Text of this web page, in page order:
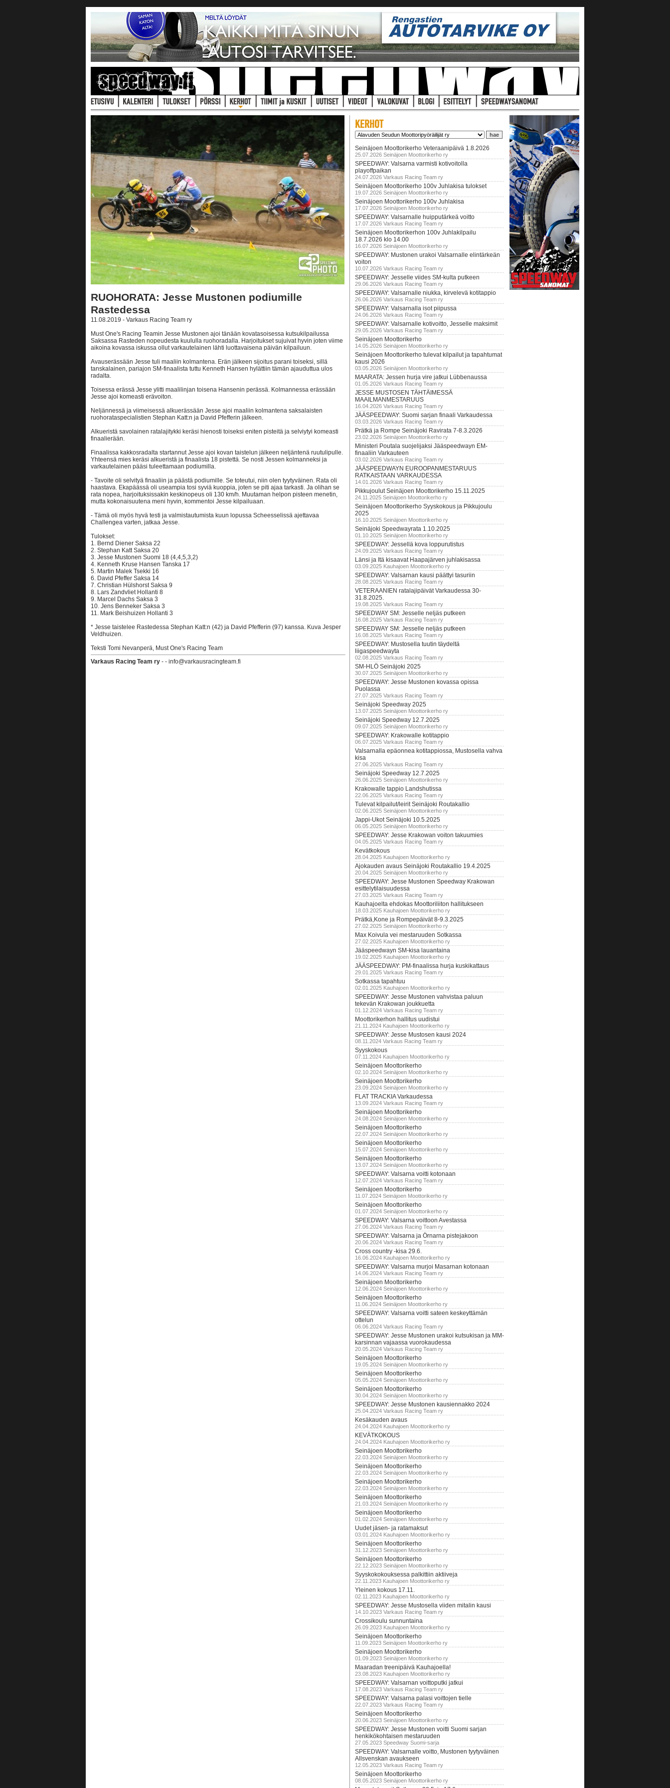
RUOHORATA: Jesse Mustonen podiumille
Rastedessa
11.08.2019 - Varkaus Racing Team ry
Must One's Racing Teamin Jesse Mustonen ajoi tänään kovatasoisessa kutsukilpailussa
Saksassa Rasteden nopeudesta kuululla ruohoradalla. Harjoitukset sujuivat hyvin joten viime
aikoina kovassa iskussa ollut varkautelainen lähti luottavaisena päivän kilpailuun.
Avauserässään Jesse tuli maaliin kolmantena. Erän jälkeen sijoitus parani toiseksi, sillä
tanskalainen, pariajon SM-finaalista tuttu Kenneth Hansen hylättiin tämän ajauduttua ulos
radalta.
Toisessa erässä Jesse ylitti maalilinjan toisena Hansenin perässä. Kolmannessa erässään
Jesse ajoi komeasti erävoiton.
Neljännessä ja viimeisessä alkuerässään Jesse ajoi maaliin kolmantena saksalaisten
ruohorataspecialistien Stephan Katt:n ja David Pfefferin jälkeen.
Alkueristä savolainen ratalajitykki keräsi hienosti toiseksi eniten pisteitä ja selviytyi komeasti
finaalierään.
Finaalissa kakkosradalta startannut Jesse ajoi kovan taistelun jälkeen neljäntenä ruutulipulle.
Yhteensä mies keräsi alkueristä ja finaalista 18 pistettä. Se nosti Jessen kolmanneksi ja
varkautelainen pääsi tuleettamaan podiumilla.
- Tavoite oli selvityä finaaliin ja päästä podiumille. Se toteutui, niin olen tyytyväinen. Rata oli
haastava. Ekapäässä oli useampia tosi syviä kuoppia, joten se piti ajaa tarkasti. Ja olihan se
rata nopea, harjoituksissakin keskinopeus oli 130 km/h. Muutaman helpon pisteen menetin,
mutta kokonaisuutena meni hyvin, kommentoi Jesse kilpailuaan.
- Tämä oli myös hyvä testi ja valmistautumista kuun lopussa Scheesselissä ajettavaa
Challengea varten, jatkaa Jesse.
Tulokset:
1. Bernd Diener Saksa 22
2. Stephan Katt Saksa 20
3. Jesse Mustonen Suomi 18 (4,4,5,3,2)
4. Kenneth Kruse Hansen Tanska 17
5. Martin Malek Tsekki 16
6. David Pfeffer Saksa 14
7. Christian Hülshorst Saksa 9
8. Lars Zandvliet Hollanti 8
9. Marcel Dachs Saksa 3
10. Jens Benneker Saksa 3
11. Mark Beishuizen Hollanti 3
* Jesse taistelee Rastedessa Stephan Katt:n (42) ja David Pfefferin (97) kanssa. Kuva Jesper
Veldhuizen.
Teksti Tomi Nevanperä, Must One's Racing Team
Varkaus Racing Team ry - - info@varkausracingteam.fi
Seinäjoen Moottorikerho Veteraanipäivä 1.8.2026
25.07.2026 Seinäjoen Moottorikerho ry
SPEEDWAY: Valsarna varmisti kotivoitolla
playoffpaikan
24.07.2026 Varkaus Racing Team ry
Seinäjoen Moottorikerho 100v Juhlakisa tulokset
19.07.2026 Seinäjoen Moottorikerho ry
Seinäjoen Moottorikerho 100v Juhlakisa
17.07.2026 Seinäjoen Moottorikerho ry
SPEEDWAY: Valsarnalle huipputärkeä voitto
17.07.2026 Varkaus Racing Team ry
Seinäjoen Moottorikerhon 100v Juhlakilpailu
18.7.2026 klo 14.00
16.07.2026 Seinäjoen Moottorikerho ry
SPEEDWAY: Mustonen urakoi Valsarnalle elintärkeän
voiton
10.07.2026 Varkaus Racing Team ry
SPEEDWAY: Jesselle viides SM-kulta putkeen
29.06.2026 Varkaus Racing Team ry
SPEEDWAY: Valsarnalle niukka, kirvelevä kotitappio
26.06.2026 Varkaus Racing Team ry
SPEEDWAY: Valsarnalla isot piipussa
24.06.2026 Varkaus Racing Team ry
SPEEDWAY: Valsarnalle kotivoitto, Jesselle maksimit
29.05.2026 Varkaus Racing Team ry
Seinäjoen Moottorikerho
14.05.2026 Seinäjoen Moottorikerho ry
Seinäjoen Moottorikerho tulevat kilpailut ja tapahtumat
kausi 2026
03.05.2026 Seinäjoen Moottorikerho ry
MAARATA: Jessen hurja vire jatkui Lübbenaussa
01.05.2026 Varkaus Racing Team ry
JESSE MUSTOSEN TÄHTÄIMESSÄ
MAAILMANMESTARUUS
16.04.2026 Varkaus Racing Team ry
JÄÄSPEEDWAY: Suomi sarjan finaali Varkaudessa
03.03.2026 Varkaus Racing Team ry
Prätkä ja Rompe Seinäjoki Ravirata 7-8.3.2026
23.02.2026 Seinäjoen Moottorikerho ry
Ministeri Poutala suojelijaksi Jääspeedwayn EM-
finaaliin Varkauteen
03.02.2026 Varkaus Racing Team ry
JÄÄSPEEDWAYN EUROOPANMESTARUUS
RATKAISTAAN VARKAUDESSA
14.01.2026 Varkaus Racing Team ry
Pikkujoulut Seinäjoen Moottorikerho 15.11.2025
24.11.2025 Seinäjoen Moottorikerho ry
Seinäjoen Moottorikerho Syyskokous ja Pikkujoulu
2025
16.10.2025 Seinäjoen Moottorikerho ry
Seinäjoki Speedwayrata 1.10.2025
01.10.2025 Seinäjoen Moottorikerho ry
SPEEDWAY: Jessellä kova loppurutistus
24.09.2025 Varkaus Racing Team ry
Länsi ja Itä kisaavat Haapajärven juhlakisassa
03.09.2025 Kauhajoen Moottorikerho ry
SPEEDWAY: Valsarnan kausi päättyi tasuriin
28.08.2025 Varkaus Racing Team ry
VETERAANIEN ratalajipäivät Varkaudessa 30-
31.8.2025.
19.08.2025 Varkaus Racing Team ry
SPEEDWAY SM: Jesselle neljäs putkeen
16.08.2025 Varkaus Racing Team ry
SPEEDWAY SM: Jesselle neljäs putkeen
16.08.2025 Varkaus Racing Team ry
SPEEDWAY: Mustosella tuutin täydeltä
liigaspeedwayta
02.08.2025 Varkaus Racing Team ry
SM-HLÖ Seinäjoki 2025
30.07.2025 Seinäjoen Moottorikerho ry
SPEEDWAY: Jesse Mustonen kovassa opissa
Puolassa
27.07.2025 Varkaus Racing Team ry
Seinäjoki Speedway 2025
13.07.2025 Seinäjoen Moottorikerho ry
Seinäjoki Speedway 12.7.2025
09.07.2025 Seinäjoen Moottorikerho ry
SPEEDWAY: Krakowalle kotitappio
06.07.2025 Varkaus Racing Team ry
Valsarnalla epäonnea kotitappiossa, Mustosella vahva
kisa
27.06.2025 Varkaus Racing Team ry
Seinäjoki Speedway 12.7.2025
26.06.2025 Seinäjoen Moottorikerho ry
Krakowalle tappio Landshutissa
22.06.2025 Varkaus Racing Team ry
Tulevat kilpailut/leirit Seinäjoki Routakallio
02.06.2025 Seinäjoen Moottorikerho ry
Jappi-Ukot Seinäjoki 10.5.2025
06.05.2025 Seinäjoen Moottorikerho ry
SPEEDWAY: Jesse Krakowan voiton takuumies
04.05.2025 Varkaus Racing Team ry
Kevätkokous
28.04.2025 Kauhajoen Moottorikerho ry
Ajokauden avaus Seinäjoki Routakallio 19.4.2025
20.04.2025 Seinäjoen Moottorikerho ry
SPEEDWAY: Jesse Mustonen Speedway Krakowan
esittelytilaisuudessa
27.03.2025 Varkaus Racing Team ry
Kauhajoelta ehdokas Moottoriliiton hallitukseen
18.03.2025 Kauhajoen Moottorikerho ry
Prätkä,Kone ja Rompepäivät 8-9.3.2025
27.02.2025 Seinäjoen Moottorikerho ry
Max Koivula vei mestaruuden Sotkassa
27.02.2025 Kauhajoen Moottorikerho ry
Jääspeedwayn SM-kisa lauantaina
19.02.2025 Kauhajoen Moottorikerho ry
JÄÄSPEEDWAY: PM-finaalissa hurja kuskikattaus
29.01.2025 Varkaus Racing Team ry
Sotkassa tapahtuu
02.01.2025 Kauhajoen Moottorikerho ry
SPEEDWAY: Jesse Mustonen vahvistaa paluun
tekevän Krakowan joukkuetta
01.12.2024 Varkaus Racing Team ry
Moottorikerhon hallitus uudistui
21.11.2024 Kauhajoen Moottorikerho ry
SPEEDWAY: Jesse Mustosen kausi 2024
08.11.2024 Varkaus Racing Team ry
Syyskokous
07.11.2024 Kauhajoen Moottorikerho ry
Seinäjoen Moottorikerho
02.10.2024 Seinäjoen Moottorikerho ry
Seinäjoen Moottorikerho
23.09.2024 Seinäjoen Moottorikerho ry
FLAT TRACKIA Varkaudessa
13.09.2024 Varkaus Racing Team ry
Seinäjoen Moottorikerho
24.08.2024 Seinäjoen Moottorikerho ry
Seinäjoen Moottorikerho
22.07.2024 Seinäjoen Moottorikerho ry
Seinäjoen Moottorikerho
15.07.2024 Seinäjoen Moottorikerho ry
Seinäjoen Moottorikerho
13.07.2024 Seinäjoen Moottorikerho ry
SPEEDWAY: Valsarna voitti kotonaan
12.07.2024 Varkaus Racing Team ry
Seinäjoen Moottorikerho
11.07.2024 Seinäjoen Moottorikerho ry
Seinäjoen Moottorikerho
01.07.2024 Seinäjoen Moottorikerho ry
SPEEDWAY: Valsarna voittoon Avestassa
27.06.2024 Varkaus Racing Team ry
SPEEDWAY: Valsarna ja Örnarna pistejakoon
20.06.2024 Varkaus Racing Team ry
Cross country -kisa 29.6.
16.06.2024 Kauhajoen Moottorikerho ry
SPEEDWAY: Valsarna murjoi Masarnan kotonaan
14.06.2024 Varkaus Racing Team ry
Seinäjoen Moottorikerho
12.06.2024 Seinäjoen Moottorikerho ry
Seinäjoen Moottorikerho
11.06.2024 Seinäjoen Moottorikerho ry
SPEEDWAY: Valsarna voitti sateen keskeyttämän
ottelun
06.06.2024 Varkaus Racing Team ry
SPEEDWAY: Jesse Mustonen urakoi kutsukisan ja MM-
karsinnan vajaassa vuorokaudessa
20.05.2024 Varkaus Racing Team ry
Seinäjoen Moottorikerho
19.05.2024 Seinäjoen Moottorikerho ry
Seinäjoen Moottorikerho
05.05.2024 Seinäjoen Moottorikerho ry
Seinäjoen Moottorikerho
30.04.2024 Seinäjoen Moottorikerho ry
SPEEDWAY: Jesse Mustonen kausiennakko 2024
25.04.2024 Varkaus Racing Team ry
Kesäkauden avaus
24.04.2024 Kauhajoen Moottorikerho ry
KEVÄTKOKOUS
24.04.2024 Kauhajoen Moottorikerho ry
Seinäjoen Moottorikerho
22.03.2024 Seinäjoen Moottorikerho ry
Seinäjoen Moottorikerho
22.03.2024 Seinäjoen Moottorikerho ry
Seinäjoen Moottorikerho
22.03.2024 Seinäjoen Moottorikerho ry
Seinäjoen Moottorikerho
21.03.2024 Seinäjoen Moottorikerho ry
Seinäjoen Moottorikerho
01.02.2024 Seinäjoen Moottorikerho ry
Uudet jäsen- ja ratamaksut
03.01.2024 Kauhajoen Moottorikerho ry
Seinäjoen Moottorikerho
31.12.2023 Seinäjoen Moottorikerho ry
Seinäjoen Moottorikerho
22.12.2023 Seinäjoen Moottorikerho ry
Syyskokokouksessa palkittiin aktiiveja
22.11.2023 Kauhajoen Moottorikerho ry
Yleinen kokous 17.11.
02.11.2023 Kauhajoen Moottorikerho ry
SPEEDWAY: Jesse Mustosella viiden mitalin kausi
14.10.2023 Varkaus Racing Team ry
Crossikoulu sunnuntaina
26.09.2023 Kauhajoen Moottorikerho ry
Seinäjoen Moottorikerho
11.09.2023 Seinäjoen Moottorikerho ry
Seinäjoen Moottorikerho
01.09.2023 Seinäjoen Moottorikerho ry
Maaradan treenipäivä Kauhajoella!
23.08.2023 Kauhajoen Moottorikerho ry
SPEEDWAY: Valsarnan voittoputki jatkui
17.08.2023 Varkaus Racing Team ry
SPEEDWAY: Valsarna palasi voittojen tielle
22.07.2023 Varkaus Racing Team ry
Seinäjoen Moottorikerho
20.06.2023 Seinäjoen Moottorikerho ry
SPEEDWAY: Jesse Mustonen voitti Suomi sarjan
henkikökohtaisen mestaruuden
27.05.2023 Speedway Suomi-sarja
SPEEDWAY: Valsarnalle voitto, Mustonen tyytyväinen
Allsvenskan avaukseen
12.05.2023 Varkaus Racing Team ry
Seinäjoen Moottorikerho
08.05.2023 Seinäjoen Moottorikerho ry